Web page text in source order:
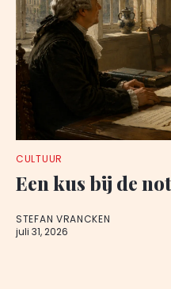
CULTUUR
Een kus bij de
STEFAN VRANCKEN
juli 31, 2026